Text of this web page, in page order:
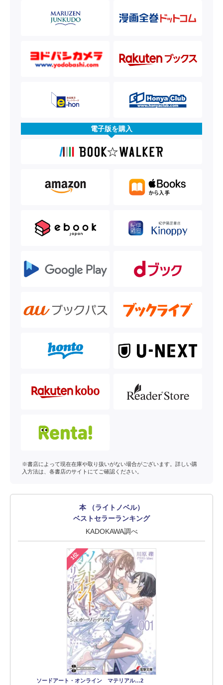
電子版を購入
※書店によって現在在庫や取り扱いがない場合がございます。詳しい購
入方法は、各書店のサイトにてご確認ください。
本 （ライトノベル）
ベストセラーランキング
KADOKAWA調べ
1位
ソードアート・オンライン マテリアル…2